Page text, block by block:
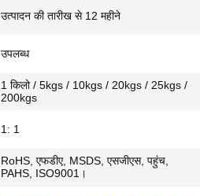
उत्पादन की तारीख से 12 महीने
उपलब्ध
1 किलो / 5kgs / 10kgs / 20kgs / 25kgs /
200kgs
1: 1
RoHS, एफडीए, MSDS, एसजीएस, पहुंच,
PAHS, ISO9001।